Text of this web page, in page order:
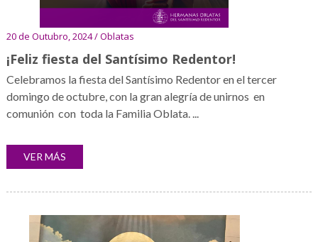
20 de Outubro, 2024 / Oblatas
¡Feliz fiesta del Santísimo Redentor!
Celebramos la fiesta del Santísimo Redentor en el tercer
domingo de octubre, con la gran alegría de unirnos en
comunión con toda la Familia Oblata. ...
VER MÁS